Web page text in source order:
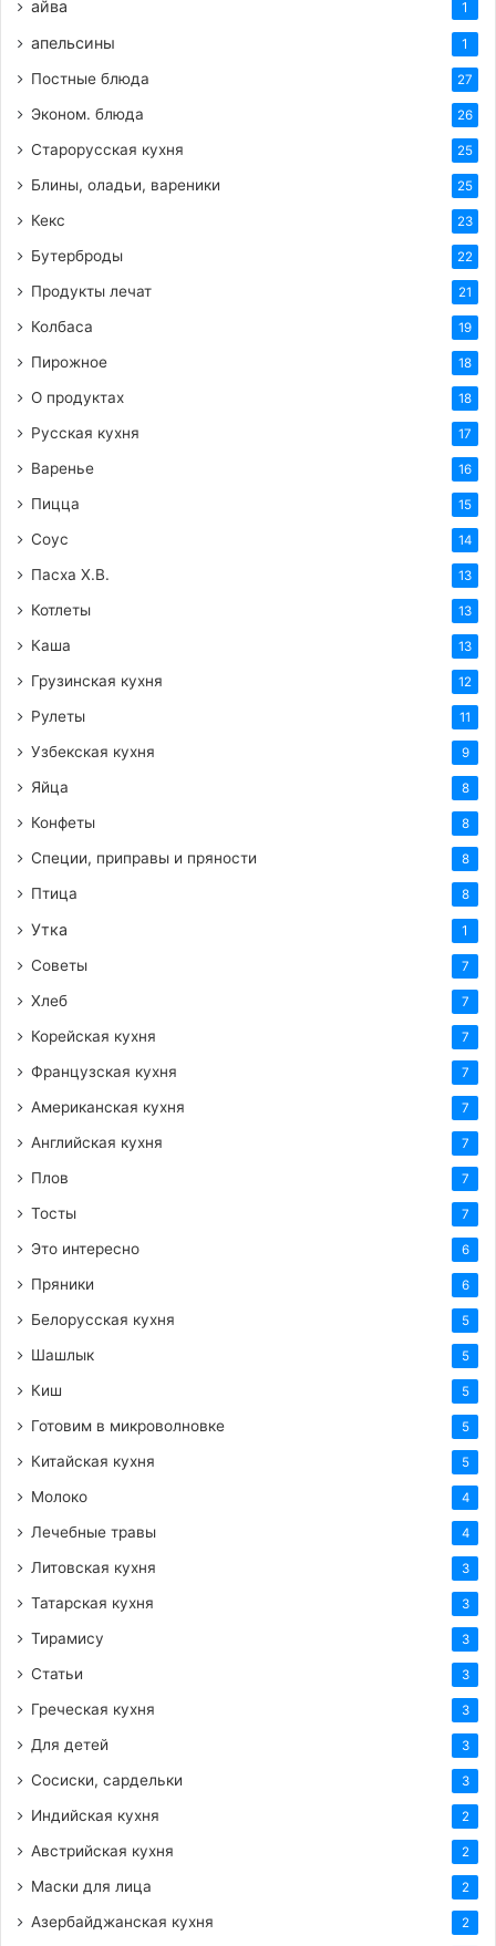
айва 1
апельсины 1
Постные блюда 27
Эконом. блюда 26
Старорусская кухня 25
Блины, оладьи, вареники 25
Кекс 23
Бутерброды 22
Продукты лечат 21
Колбаса 19
Пирожное 18
О продуктах 18
Русская кухня 17
Варенье 16
Пицца 15
Соус 14
Пасха Х.В. 13
Котлеты 13
Каша 13
Грузинская кухня 12
Рулеты 11
Узбекская кухня 9
Яйца 8
Конфеты 8
Специи, приправы и пряности 8
Птица 8
Утка 1
Советы 7
Хлеб 7
Корейская кухня 7
Французская кухня 7
Американская кухня 7
Английская кухня 7
Плов 7
Тосты 7
Это интересно 6
Пряники 6
Белорусская кухня 5
Шашлык 5
Киш 5
Готовим в микроволновке 5
Китайская кухня 5
Молоко 4
Лечебные травы 4
Литовская кухня 3
Татарская кухня 3
Тирамису 3
Статьи 3
Греческая кухня 3
Для детей 3
Сосиски, сардельки 3
Индийская кухня 2
Австрийская кухня 2
Маски для лица 2
Азербайджанская кухня 2